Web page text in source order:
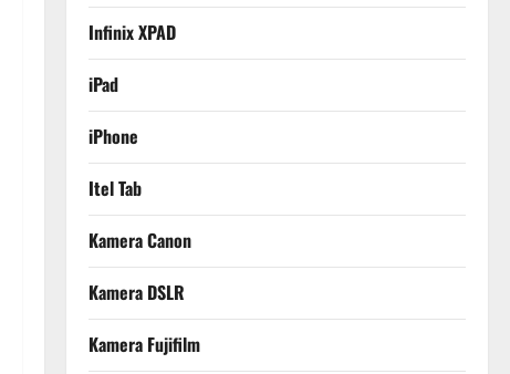
Infinix XPAD
iPad
iPhone
Itel Tab
Kamera Canon
Kamera DSLR
Kamera Fujifilm